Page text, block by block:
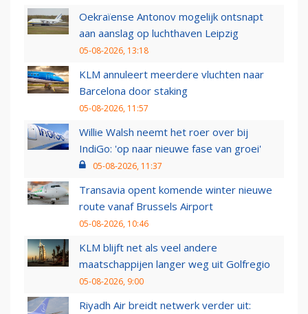
Oekraïense Antonov mogelijk ontsnapt
aan aanslag op luchthaven Leipzig
05-08-2026, 13:18
KLM annuleert meerdere vluchten naar
Barcelona door staking
05-08-2026, 11:57
Willie Walsh neemt het roer over bij
IndiGo: 'op naar nieuwe fase van groei'
05-08-2026, 11:37
Transavia opent komende winter nieuwe
route vanaf Brussels Airport
05-08-2026, 10:46
KLM blijft net als veel andere
maatschappijen langer weg uit Golfregio
05-08-2026, 9:00
Riyadh Air breidt netwerk verder uit: